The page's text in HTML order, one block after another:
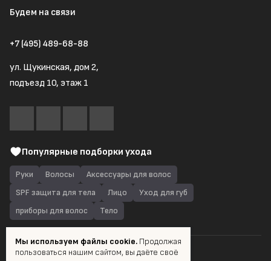
Будем на связи
+7 (495) 489-68-88
ул. Щукинская, дом 2,
подъезд 10, этаж 1
Популярные подборки ухода
Руки Волосы
Аксессуары для волос
SPF защита для тела
Лицо
Уход для губ
приборы для волос
Тело
Мы используем файлы cookie. Продолжая
пользоваться нашим сайтом, вы даёте своё